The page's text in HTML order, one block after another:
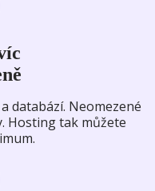
databází. Neomezené
Hosting tak můžete